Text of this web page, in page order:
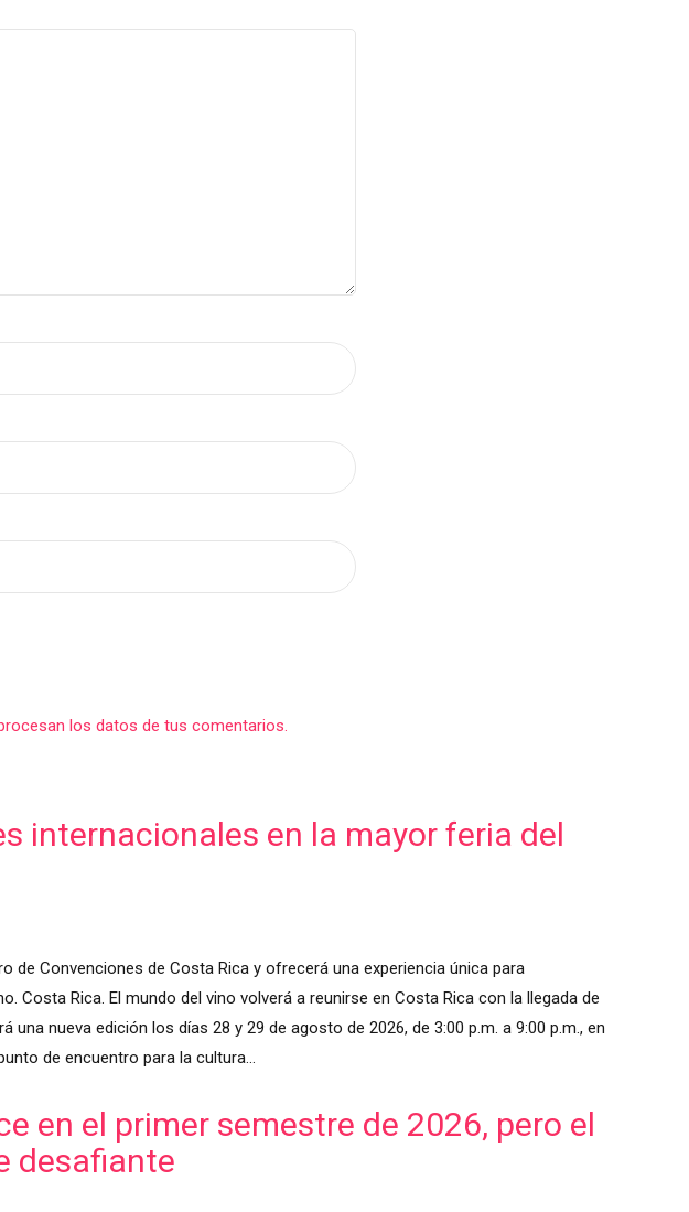
los datos de tus comentarios.
internacionales en la mayor feria del
de Convenciones de Costa Rica y ofrecerá una experiencia única para
Rica. El mundo del vino volverá a reunirse en Costa Rica con la llegada de
nueva edición los días 28 y 29 de agosto de 2026, de 3:00 p.m. a 9:00 p.m., en
de encuentro para la cultura…
en el primer semestre de 2026, pero el
desafiante